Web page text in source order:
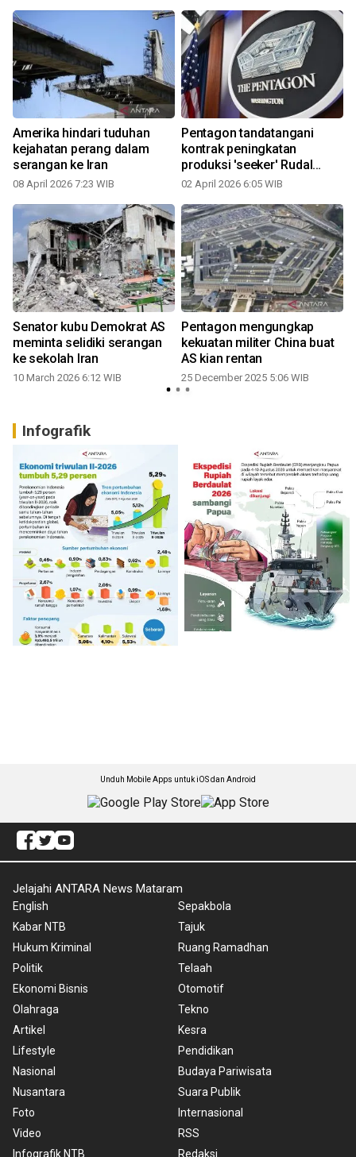
Amerika hindari tuduhan
kejahatan perang dalam
serangan ke Iran
08 April 2026 7:23 WIB
Pentagon tandatangani
kontrak peningkatan
produksi 'seeker' Rudal
Patriot
02 April 2026 6:05 WIB
Senator kubu Demokrat AS
meminta selidiki serangan
ke sekolah Iran
10 March 2026 6:12 WIB
Pentagon mengungkap
kekuatan militer China buat
AS kian rentan
25 December 2025 5:06 WIB
Infografik
Unduh Mobile Apps untuk iOS dan Android
Jelajahi ANTARA News Mataram
English
Kabar NTB
Hukum Kriminal
Politik
Ekonomi Bisnis
Olahraga
Artikel
Lifestyle
Nasional
Nusantara
Foto
Video
Infografik NTB
Sepakbola
Tajuk
Ruang Ramadhan
Telaah
Otomotif
Tekno
Kesra
Pendidikan
Budaya Pariwisata
Suara Publik
Internasional
RSS
Redaksi